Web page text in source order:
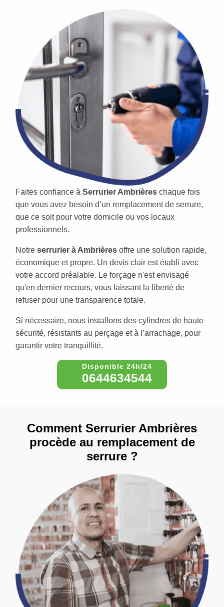
Faites confiance à Serrurier Ambrières chaque fois
que vous avez besoin d’un remplacement de serrure,
que ce soit pour votre domicile ou vos locaux
professionnels.
Notre serrurier à Ambrières offre une solution rapide,
économique et propre. Un devis clair est établi avec
votre accord préalable. Le forçage n'est envisagé
qu'en dernier recours, vous laissant la liberté de
refuser pour une transparence totale.
Si nécessaire, nous installons des cylindres de haute
sécurité, résistants au perçage et à l’arrachage, pour
garantir votre tranquillité.
0644634544
Comment Serrurier Ambrières
procède au remplacement de
serrure ?